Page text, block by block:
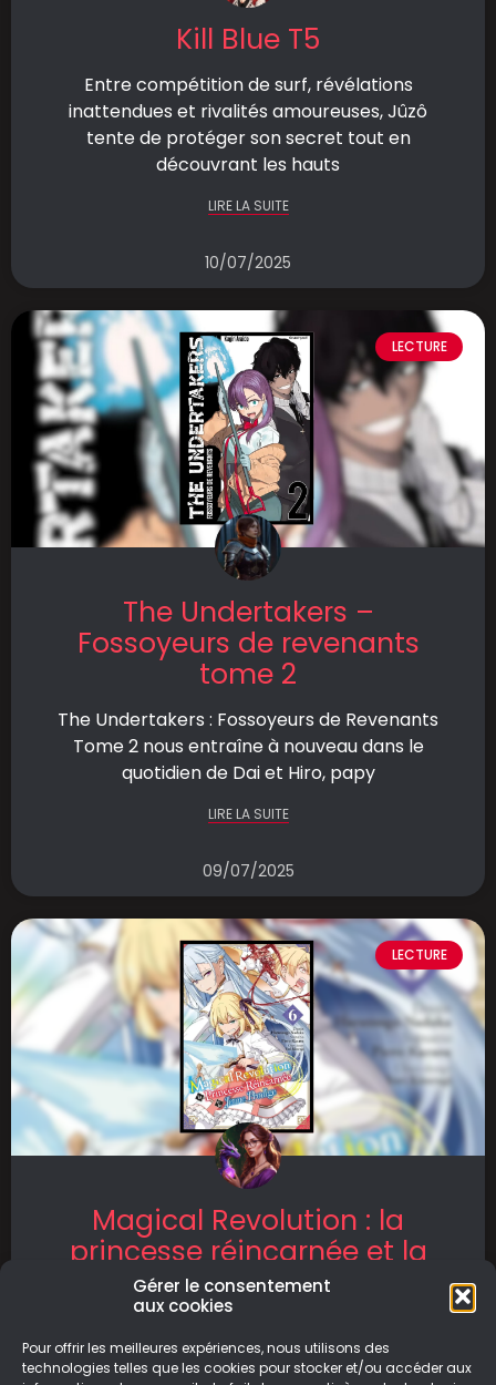
Gérer le consentement
aux cookies
Pour offrir les meilleures expériences, nous utilisons des
technologies telles que les cookies pour stocker et/ou accéder aux
Kill Blue T5
Entre compétition de surf, révélations
inattendues et rivalités amoureuses, Jûzô
tente de protéger son secret tout en
découvrant les hauts
LIRE LA SUITE
10/07/2025
LECTURE
The Undertakers –
Fossoyeurs de revenants
tome 2
The Undertakers : Fossoyeurs de Revenants
Tome 2 nous entraîne à nouveau dans le
quotidien de Dai et Hiro, papy
LIRE LA SUITE
09/07/2025
LECTURE
Magical Revolution : la
princesse réincarnée et la
jeune prodige T6
la jeune prodige T6 commence fort avec des